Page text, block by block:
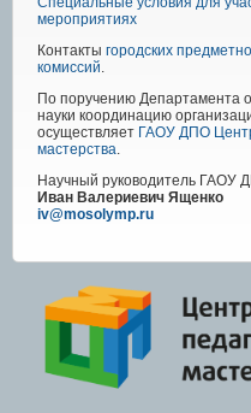
мероприятиях
Контакты городских
комиссий.
По поручению Департамента
науки координацию
осуществляет ГАОУ ДПО Центр
мастерства.
Научный руководитель ГАОУ
Иван Валериевич Ященко
iv@mosolymp.ru